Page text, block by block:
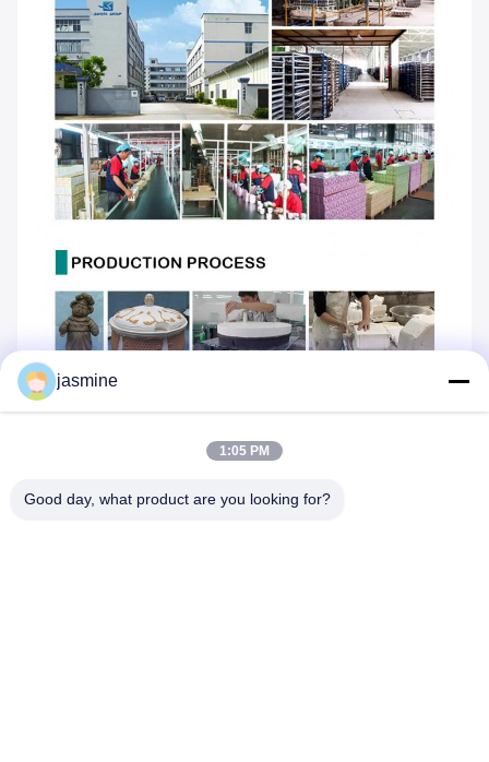
jasmine
1:05 PM
Good day, what product are you looking for?